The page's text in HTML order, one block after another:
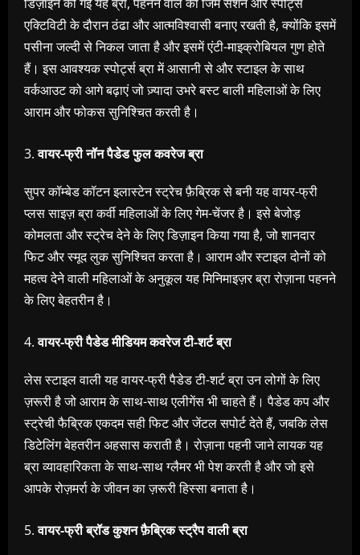
एक्टिविटी के दौरान ठंढा और आत्मविश्वासी बनाए रखती है, क्योंकि इसमें
पसीना जल्दी से निकल जाता है और इसमें एंटी-माइक्रोबियल गुण होते
हैं। इस आवश्यक स्पोर्ट्स ब्रा में आसानी से और स्टाइल के साथ
वर्कआउट को आगे बढ़ाएं जो ज़्यादा उभरे बस्ट बाली महिलाओं के लिए
आराम और फोकस सुनिश्चित करती है।
वायर-फ्री नॉन पैडेड फुल कवरेज ब्रा
सुपर कॉम्बेड कॉटन इलास्टेन स्ट्रेच फ़ैब्रिक से बनी यह वायर-फ्री
प्लस साइज़ ब्रा कर्वी महिलाओं के लिए गेम-चेंजर है। इसे बेजोड़
कोमलता और स्ट्रेच देने के लिए डिज़ाइन किया गया है, जो शानदार
फिट और स्मूद लुक सुनिश्चित करता है। आराम और स्टाइल दोनों को
महत्व देने वाली महिलाओं के अनुकूल यह मिनिमाइज़र ब्रा रोज़ाना पहनने
के लिए बेहतरीन है।
वायर-फ्री पैडेड मीडियम कवरेज टी-शर्ट ब्रा
लेस स्टाइल वाली यह वायर-फ्री पैडेड टी-शर्ट ब्रा उन लोगों के लिए
ज़रूरी है जो आराम के साथ-साथ एलीगेंस भी चाहते हैं। पैडेड कप और
स्ट्रेची फैब्रिक एकदम सही फिट और जेंटल सपोर्ट देते हैं, जबकि लेस
डिटेलिंग बेहतरीन अहसास कराती है। रोज़ाना पहनी जाने लायक यह
ब्रा व्यावहारिकता के साथ-साथ ग्लैमर भी पेश करती है और जो इसे
आपके रोज़मर्रा के जीवन का ज़रूरी हिस्सा बनाता है।
वायर-फ्री ब्रॉड कुशन फ़ैब्रिक स्ट्रैप वाली ब्रा